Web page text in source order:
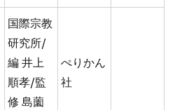
国際宗教
研究所/
編 井上
順孝/監
修 島薗
ぺりかん
社